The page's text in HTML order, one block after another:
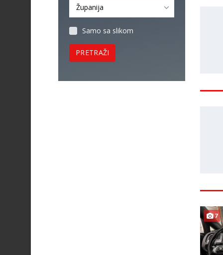
Županija
Samo sa slikom
PRETRAŽI
7